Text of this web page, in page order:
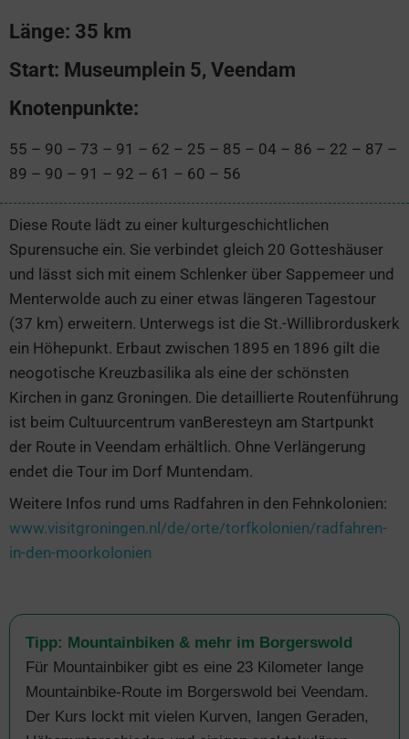
Länge: 35 km
Start: Museumplein 5, Veendam
Knotenpunkte:
55 – 90 – 73 – 91 – 62 – 25 – 85 – 04 – 86 – 22 – 87 –
89 – 90 – 91 – 92 – 61 – 60 – 56
Diese Route lädt zu einer kulturgeschichtlichen
Spurensuche ein. Sie verbindet gleich 20 Gotteshäuser
und lässt sich mit einem Schlenker über Sappemeer und
Menterwolde auch zu einer etwas längeren Tagestour
(37 km) erweitern. Unterwegs ist die St.-Willibrorduskerk
ein Höhepunkt. Erbaut zwischen 1895 en 1896 gilt die
neogotische Kreuzbasilika als eine der schönsten
Kirchen in ganz Groningen. Die detaillierte Routenführung
ist beim Cultuurcentrum vanBeresteyn am Startpunkt
der Route in Veendam erhältlich. Ohne Verlängerung
endet die Tour im Dorf Muntendam.
Weitere Infos rund ums Radfahren in den Fehnkolonien:
www.visitgroningen.nl/de/orte/torfkolonien/radfahren-
in-den-moorkolonien
Tipp: Mountainbiken & mehr im Borgerswold
Für Mountainbiker gibt es eine 23 Kilometer lange
Mountainbike-Route im Borgerswold bei Veendam.
Der Kurs lockt mit vielen Kurven, langen Geraden,